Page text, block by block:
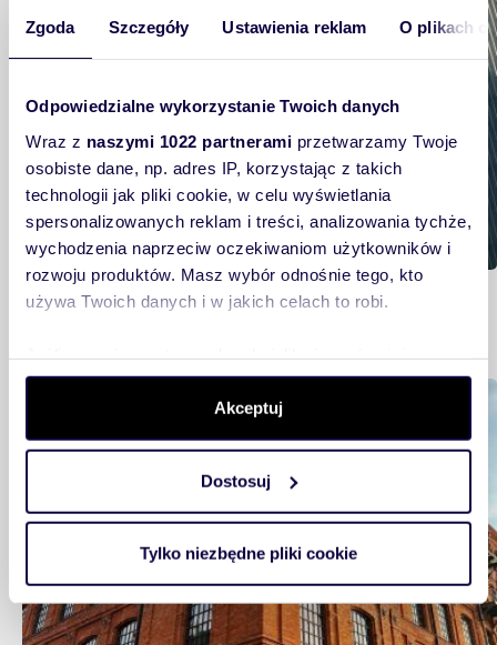
Zgoda Szczegóły Ustawienia reklam O plikach
Odpowiedzialne wykorzystanie Twoich danych
Wraz z naszymi 1022 partnerami przetwarzamy Twoje
osobiste dane, np. adres IP, korzystając z takich
technologii jak pliki cookie, w celu wyświetlania
spersonalizowanych reklam i treści, analizowania tychże,
wychodzenia naprzeciw oczekiwaniom użytkowników i
rozwoju produktów. Masz wybór odnośnie tego, kto
używa Twoich danych i w jakich celach to robi.
Gromadzić dane dotyczące Twojej lokalizacji
geograficznej z dokładnością nawet do kilku metrów
Identyfikować Twoje urządzenie, aktywnie analizując
czyli wirtualny odcisk palca)
Dowiedz się więcej odnośnie tego, jak Twoje osobiste
dane są przetwarzane oraz ustaw własne preferencje w
zmienić lub wycofać swoją zgodę w dowolnej chwili.
Akceptuj
Dostosuj
Tylko niezbędne pliki cookie
Mieszkam
Szczecin. Dlaczego warto tu zamieszkać?
Analiza rynku